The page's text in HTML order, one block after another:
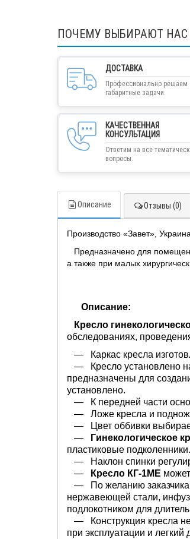
ПОЧЕМУ ВЫБИРАЮТ НАС
ДОСТАВКА
Профессионально решаем
габаритные задачи.
КАЧЕСТВЕННАЯ
КОНСУЛЬТАЦИЯ
Ответим на все
вопросы.
Описание Отзывы (0)
Производство «Завет»,
Предназначено для
а также при малых
Описание:
Кресло
обследованиях,
— Каркас кресла
— Кресло установлено
предназначены для
установлено.
— К передней части
— Ложе кресла и
— Цвет оббивки
—
Гинекологическое
пластиковые подколенники.
— Наклон спинки
—
Кресло КГ-1МЕ
— По желанию заказчика
нержавеющей стали,
подлокотником для
— Конструкция кресла не
при эксплуатации и легкий